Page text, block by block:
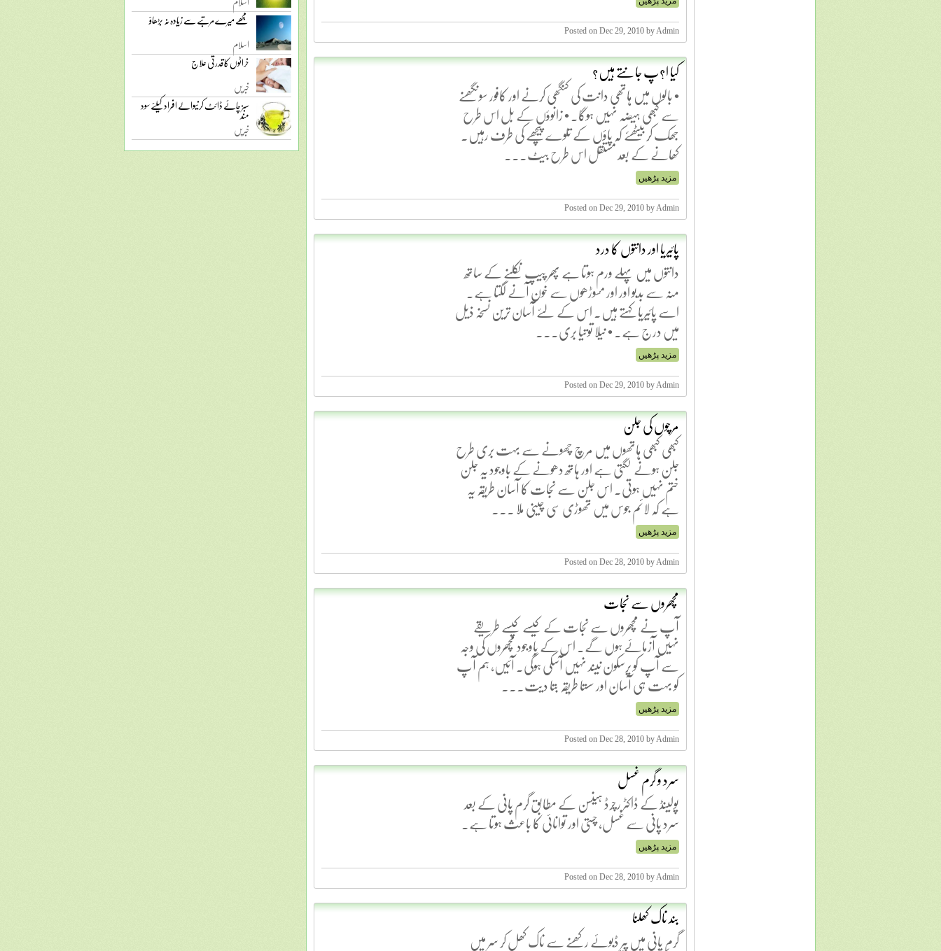
مجھے میرے مرتبے سے زیادہ نہ بڑھاؤ
اسلام
خراٹوں کا قدرتی علاج
خبریں
سبز چائے ڈائٹ کرنیوالے افراد کیلئے سود
مند
خبریں
Posted on Dec 29, 2010 by Admin
کیا ا?پ جانتے ہیں؟
• بالوں میں ہاتھی دانت کی کنگھی کرنے اور کافور سونگھنے
سے کبھی ہیضہ نہیں ہوگا۔ • زانوؤں کے بل اس طرح
جھک کر بیٹھئے کہ پاؤں کے تلوے پیچھے کی طرف رہیں۔
کھانے کے بعد مستقل اس طرح بیٹ...
مزید پڑھیں
Posted on Dec 29, 2010 by Admin
پائیریا اور دانتوں کا درد
دانتوں میں پہلے ورم ہوتا ہے پھر پیپ نکلنے کے ساتھ
منہ سے بدبو اور اور مسوڑھوں سے خون آنے لگتا ہے۔
اسے پائیریا کہتے ہیں۔ اس کے لئے آسان ترین نسخہ ذیل
میں درج ہے۔ • نیلا توتیا بری...
مزید پڑھیں
Posted on Dec 29, 2010 by Admin
مرچوں کی جلن
کبھی کبھی ہاتھوں میں مرچ چھونے سے بہت بری طرح
جلن ہونے لگتی ہے اور ہاتھ دھونے کے باوجود یہ جلن
ختم نہیں ہوتی۔ اس جلن سے نجات کا آسان طریقہ یہ
ہے کہ لائم جوس میں تھوڑی سی چینی ملا ...
مزید پڑھیں
Posted on Dec 28, 2010 by Admin
مچھروں سے نجات
آپ نے مچھروں سے نجات کے کیسے کیسے طریقے
نہیں آزمائے ہوں گے۔ اس کے باوجود مچھروں کی وجہ
سے آپ کو پرسکون نیند نہیں آسکی ہوگی۔ آئیں، ہم آپ
کو بہت ہی آسان اور سستا طریقہ بتا دیت...
مزید پڑھیں
Posted on Dec 28, 2010 by Admin
سرد و گرم غسل
پولینڈ کے ڈاکٹر رچرڈ ہینسن کے مطابق گرم پانی کے بعد
سرد پانی سے غسل، چستی اور توانائی کا باعث ہوتا ہے۔
مزید پڑھیں
Posted on Dec 28, 2010 by Admin
بند ناک کھلنا
گرم پانی میں پیر ڈبوئے رکھنے سے ناک کھل کر سر میں